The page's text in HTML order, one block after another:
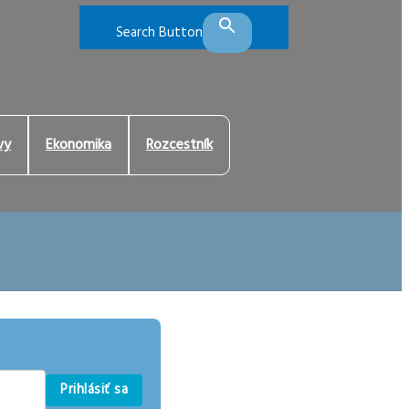
Search Button
Ekonomika Rozcestník
Prihlásiť sa